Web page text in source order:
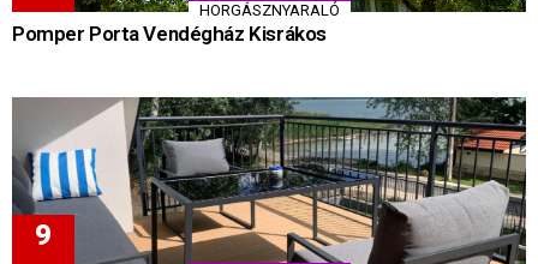
HORGÁSZNYARALÓ
Pomper Porta Vendégház Kisrákos